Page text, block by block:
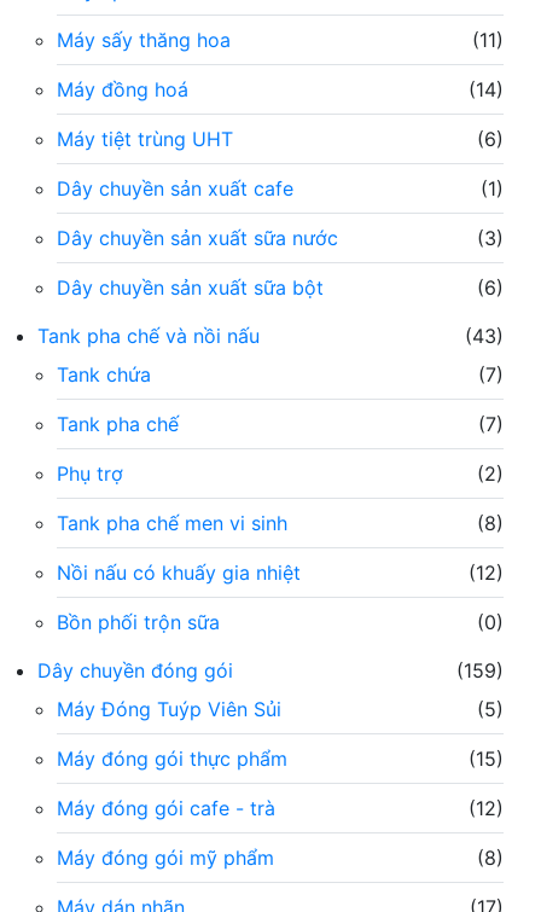
Máy sấy thăng hoa (11)
Máy đồng hoá (14)
Máy tiệt trùng UHT (6)
Dây chuyền sản xuất cafe (1)
Dây chuyền sản xuất sữa nước (3)
Dây chuyền sản xuất sữa bột
(6)
Tank pha chế và nồi nấu
(43)
Tank chứa
(7)
Tank pha chế (7)
Phụ trợ (2)
Tank pha chế men vi sinh (8)
Nồi nấu có khuấy gia nhiệt (12)
Bồn phối trộn sữa
(0)
Dây chuyền đóng gói
(159)
Máy Đóng Tuýp Viên Sủi
(5)
Máy đóng gói thực phẩm (15)
Máy đóng gói cafe - trà (12)
Máy đóng gói mỹ phẩm (8)
Máy dán nhãn (17)